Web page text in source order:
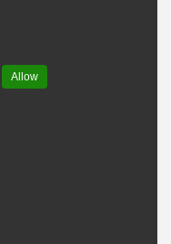
Allow